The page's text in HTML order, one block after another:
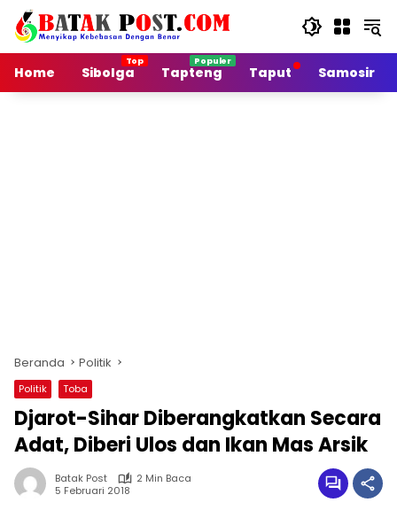
Langsung
konten
Home
Sibolga Tapteng Taput Samosir
Beranda Politik
Politik Toba
Djarot-Sihar Diberangkatkan Secara
Adat, Diberi Ulos dan Ikan Mas Arsik
Batak Post
2 Min Baca
5 Februari 2018